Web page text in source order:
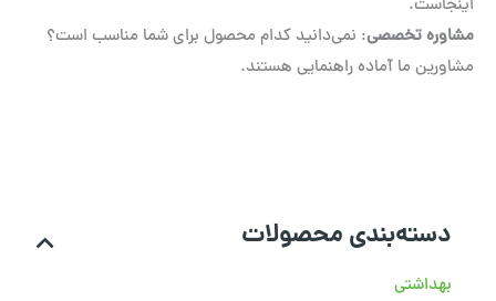
دسته‌بندی محصولات
بهداشتی
اینجاست.
مشاوره تخصصی: نمی‌دانید کدام محصول برای شما مناسب است؟
مشاورین ما آماده راهنمایی هستند.